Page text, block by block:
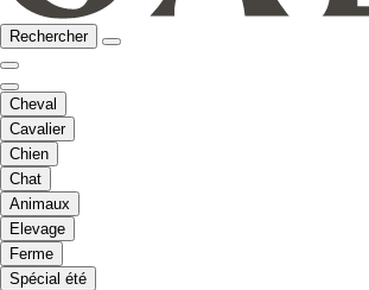
Rechercher
Cheval
Cavalier
Chien
Chat
Animaux
Elevage
Ferme
Spécial été